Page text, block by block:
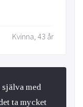
Kvinna, 43 år
med
ta mycket